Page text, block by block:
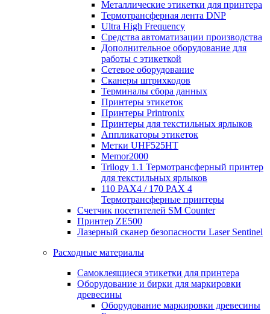
Металлические этикетки для принтера
Термотрансферная лента DNP
Ultra High Frequency
Средства автоматизации производства
Дополнительное оборудование для
работы с этикеткой
Сетевое оборудование
Сканеры штрихкодов
Терминалы сбора данных
Принтеры этикеток
Принтеры Printronix
Принтеры для текстильных ярлыков
Аппликаторы этикеток
Метки UHF525HT
Memor2000
Trilogy 1.1 Термотрансферный принтер
для текстильных ярлыков
110 PAX4 / 170 PAX 4
Термотрансферные принтеры
Счетчик посетителей SM Counter
Принтер ZE500
Лазерный сканер безопасности Laser Sentinel
Расходные материалы
Самоклеящиеся этикетки для принтера
Оборудование и бирки для маркировки
древесины
Оборудование маркировки древесины